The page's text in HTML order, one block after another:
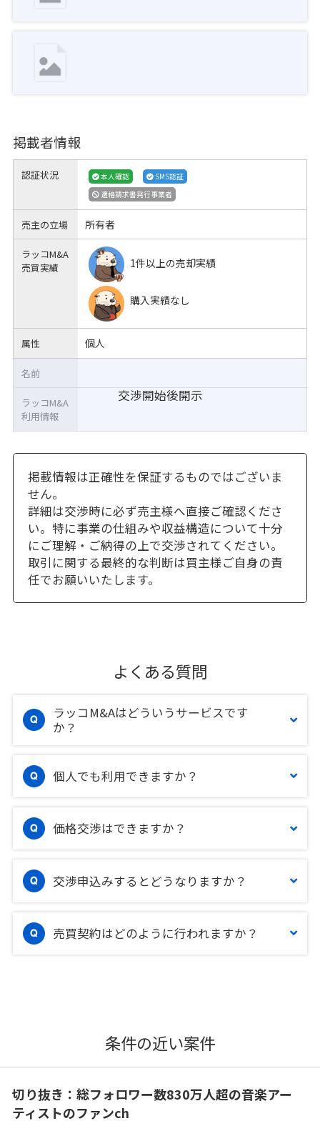
掲載者情報
認証状況 本人確認
SMS認証
適格請求書発行事業者
売主の立場 所有者
ラッコM&A
売買実績
1件以上の売却実績
購入実績なし
属性 個人
交渉開始後開示
名前
ラッコM&A
利用情報
掲載情報は正確性を保証するものではございま
せん。
詳細は交渉時に必ず売主様へ直接ご確認くださ
い。特に事業の仕組みや収益構造について十分
にご理解・ご納得の上で交渉されてください。
取引に関する最終的な判断は買主様ご自身の責
任でお願いいたします。
よくある質問
ラッコM&Aはどういうサービスです
か？
個人でも利用できますか？
価格交渉はできますか？
交渉申込みするとどうなりますか？
売買契約はどのように行われますか？
条件の近い案件
切り抜き：総フォロワー数830万人超の音楽アー
ティストのファンch